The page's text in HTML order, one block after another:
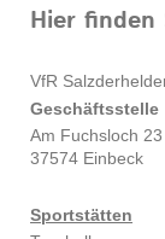
Hier finden
VfR
Geschäftsstelle
Am Fuchsloch 23
37574 Einbeck
Sportstätten